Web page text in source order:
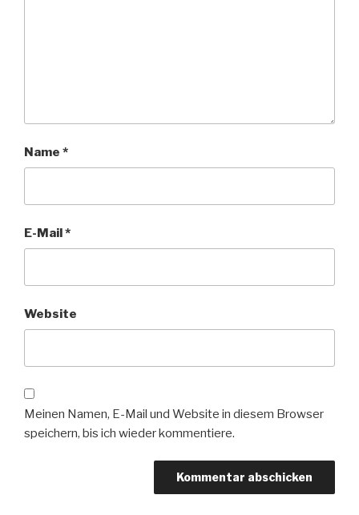
Name *
E-Mail*
Website
Meinen Namen, E-Mail und Website in diesem Browser
speichern, bis ich wieder kommentiere.